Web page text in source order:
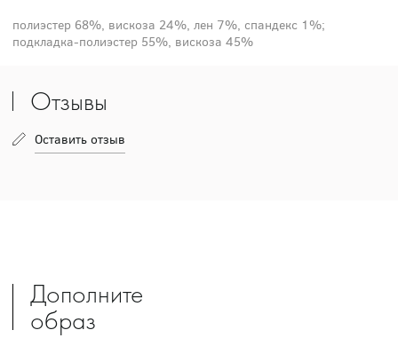
полиэстер 68%, вискоза 24%, лен 7%, спандекс 1%;
подкладка-полиэстер 55%, вискоза 45%
Отзывы
Оставить отзыв
Дополните
образ